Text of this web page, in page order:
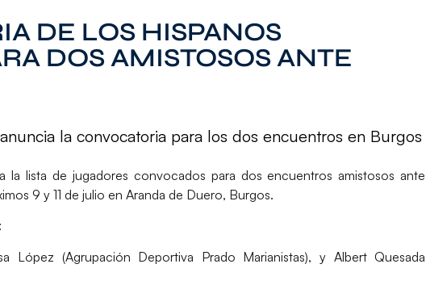
DE LOS HISPANOS
DOS AMISTOSOS ANTE
la convocatoria para los dos encuentros en Burgos
la lista de jugadores convocados para dos encuentros amistosos ante
9 y 11 de julio en Aranda de Duero, Burgos.
López (Agrupación Deportiva Prado Marianistas), y Albert Quesada